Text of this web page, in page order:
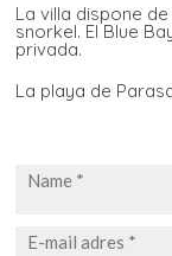
La villa dispone
snorkel. El Blue
privada.
La playa de